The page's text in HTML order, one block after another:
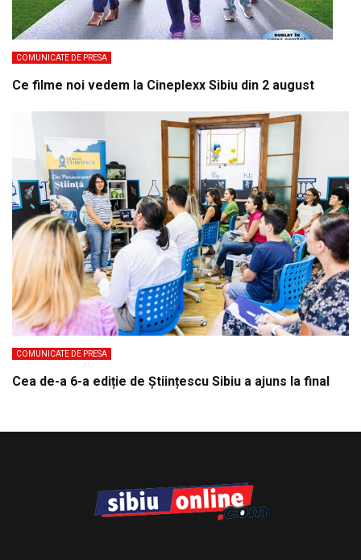
COMUNICATE DE PRESA
Ce filme noi vedem la Cineplexx Sibiu din 2 august
COMUNICATE DE PRESA
Cea de-a 6-a ediție de Științescu Sibiu a ajuns la final